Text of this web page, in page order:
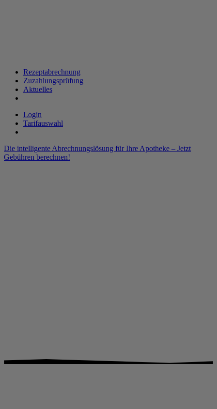
Rezeptabrechnung
Zuzahlungsprüfung
Aktuelles
Login
Tarifauswahl
Die intelligente Abrechnungslösung für Ihre Apotheke – Jetzt
Gebühren berechnen!